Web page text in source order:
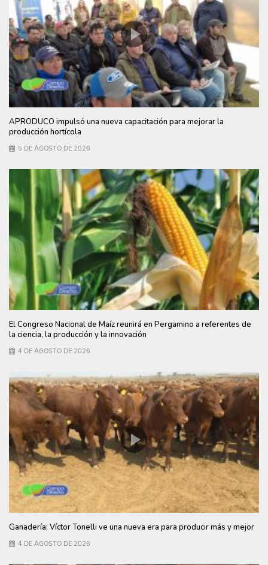
APRODUCO impulsó una nueva capacitación para mejorar la
producción hortícola
5 DE AGOSTO DE 2026
El Congreso Nacional de Maíz reunirá en Pergamino a referentes de
la ciencia, la producción y la innovación
4 DE AGOSTO DE 2026
Ganadería: Víctor Tonelli ve una nueva era para producir más y mejor
4 DE AGOSTO DE 2026